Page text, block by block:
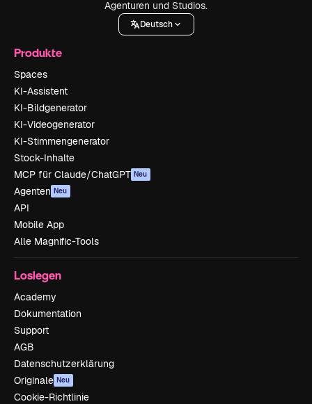
Agenturen und Studios.
Deutsch
Produkte
Spaces
KI-Assistent
KI-Bildgenerator
KI-Videogenerator
KI-Stimmengenerator
Stock-Inhalte
MCP für Claude/ChatGPT Neu
Agenten Neu
API
Mobile App
Alle Magnific-Tools
Loslegen
Academy
Dokumentation
Support
AGB
Datenschutzerklärung
Originale Neu
Cookie-Richtlinie